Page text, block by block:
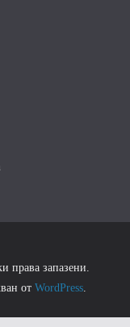
права запазени.
от WordPress.